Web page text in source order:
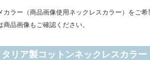
カラー（商品画像使用ネックレスカラー）をご
商品画像もご確認ください。
リア製コットンネックレスカラー